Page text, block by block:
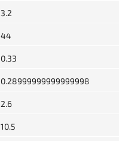
3.2
44
0.33
0.28999999999999998
2.6
10.5